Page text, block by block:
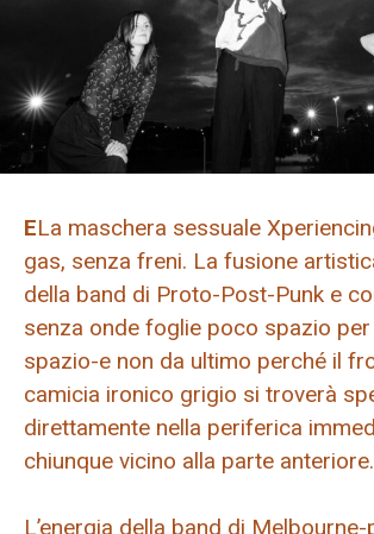
ELa maschera sessuale
gas, senza freni. La fusione
della band di Proto-Post-Punk e
senza onde foglie poco spazio
spazio-e non da ultimo perché il
camicia ironico grigio si troverà
direttamente nella periferica
chiunque vicino alla parte anteriore.
L’energia della band di